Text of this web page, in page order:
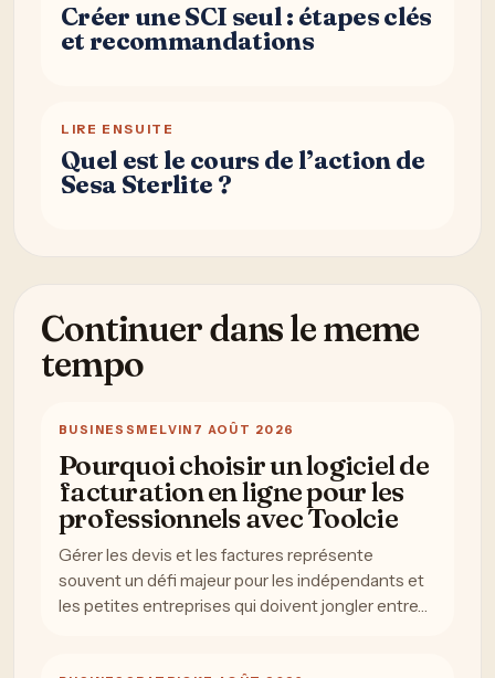
Créer une SCI seul : étapes clés
et recommandations
LIRE ENSUITE
Quel est le cours de l’action de
Sesa Sterlite ?
Continuer dans le meme
tempo
BUSINESS MELVIN 7 AOÛT 2026
Pourquoi choisir un logiciel de
facturation en ligne pour les
professionnels avec Toolcie
Gérer les devis et les factures représente
souvent un défi majeur pour les indépendants et
les petites entreprises qui doivent jongler entre…